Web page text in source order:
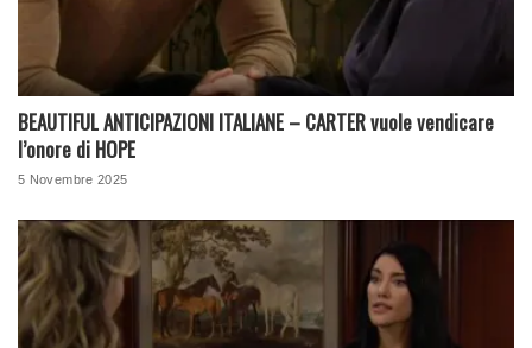
BEAUTIFUL ANTICIPAZIONI ITALIANE – CARTER vuole vendicare
l’onore di HOPE
5 Novembre 2025